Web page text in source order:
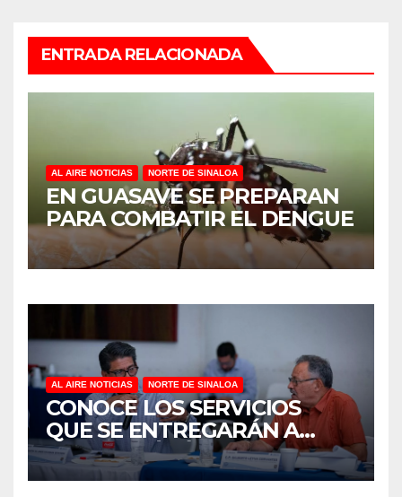
ENTRADA RELACIONADA
AL AIRE NOTICIAS NORTE DE SINALOA
EN GUASAVE SE PREPARAN
PARA COMBATIR EL DENGUE
AL AIRE NOTICIAS NORTE DE SINALOA
CONOCE LOS SERVICIOS
QUE SE ENTREGARÁN A
JUAN JOSÉ RÍOS